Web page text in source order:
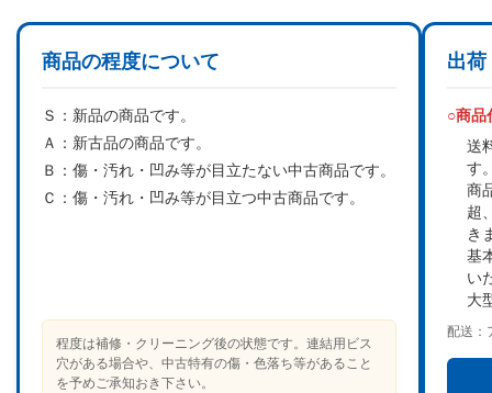
商品の程度について
Ｓ： 新品の商品です。
Ａ： 新古品の商品です。
Ｂ： 傷・汚れ・凹み等が目立たない中古商品です。
Ｃ： 傷・汚れ・凹み等が目立つ中古商品です。
程度は補修・クリーニング後の状態です。連結用ビス
穴がある場合や、中古特有の傷・色落ち等があること
を予めご承知おき下さい。
出荷
○商品
送
す
商
超
き
基
い
大
配送：